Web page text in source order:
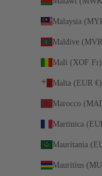
Mali (XOF Fr)
Malta (EUR €)